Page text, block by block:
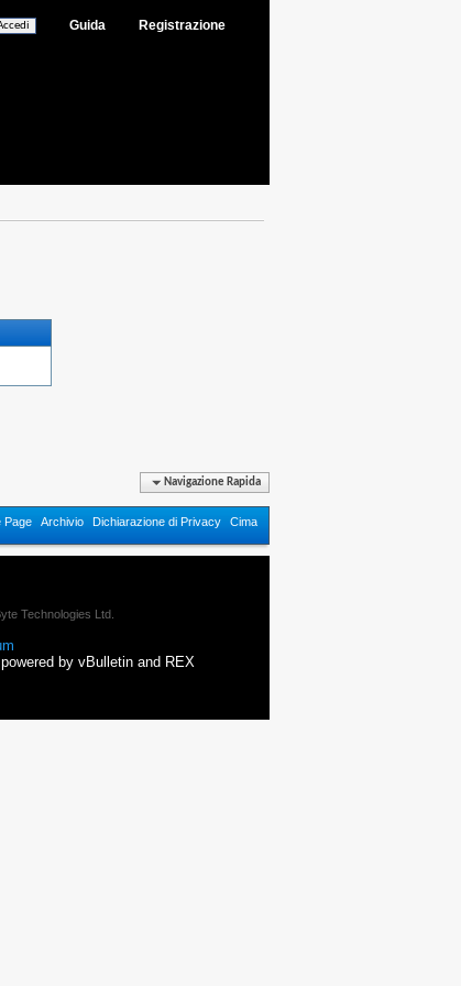
Registrazione
Guida
Navigazione Rapida
Page Archivio Dichiarazione di Privacy Cima
Technologies Ltd.
by vBulletin and REX